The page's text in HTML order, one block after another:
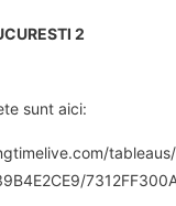
2
sunt aici: